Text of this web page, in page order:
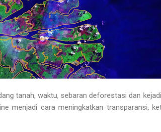
tanah, waktu, sebaran deforestasi dan
menjadi cara meningkatkan transparansi,